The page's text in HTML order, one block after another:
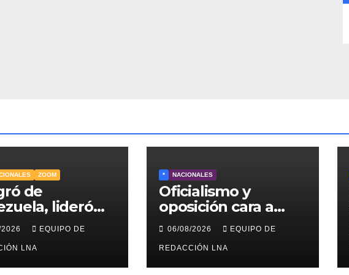
ZOOM
de
lideró
de
en EE.UU. y
la única
CEO en Vaca
EQUIPO DE
LNA
* NACIONALES
Oficialismo y
oposición cara a
cara en diálogo
impulsado por EE
UU: las claves
06/08/2026 EQUIPO DE
REDACCIÓN LNA